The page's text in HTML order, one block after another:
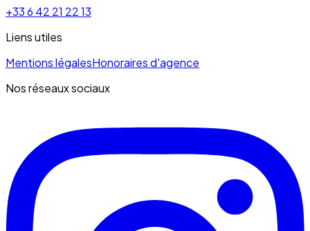
+33 6 42 21 22 13
Liens utiles
Mentions légalesHonoraires d'agence
Nos réseaux sociaux